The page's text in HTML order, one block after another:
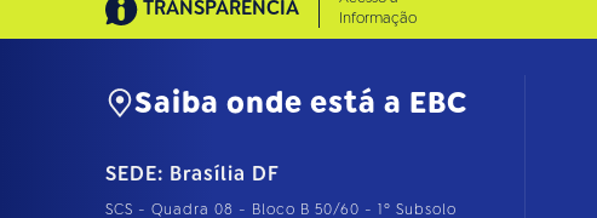
TRANSPARÊNCIA
Informação
Saiba onde está a EBC
SEDE: Brasília DF
SCS - Quadra 08 - Bloco B 50/60 - 1º Subsolo